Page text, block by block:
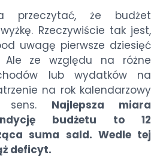
przeczytać, że budżet
Rzeczywiście tak jest,
uwagę pierwsze dziesięć
Ale ze względu na różne
lub wydatków na
na rok kalendarzowy
sens. Najlepsza miara
budżetu to 12
suma sald. Wedle tej
deficyt.